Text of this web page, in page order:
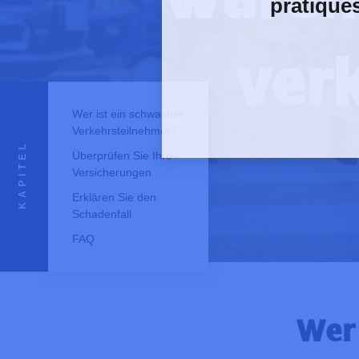
KAPITEL
Wer ist ein schwacher
Verkehrsteilnehmer?
Überprüfen Sie Ihre
Versicherungen
Erklären Sie den
Schadenfall
FAQ